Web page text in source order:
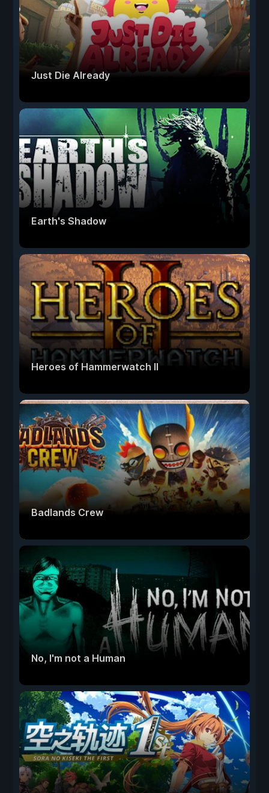
Just Die Already
Earth's Shadow
Heroes of Hammerwatch II
Badlands Crew
No, I'm not a Human